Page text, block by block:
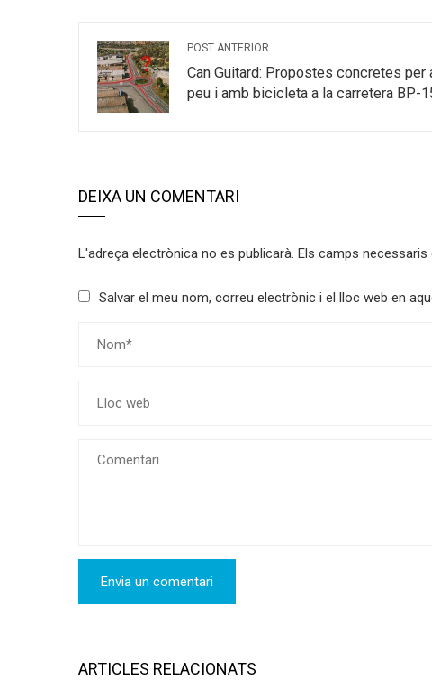
POST ANTERIOR
Can Guitard: Propostes concretes
peu i amb bicicleta a la carretera BP-
DEIXA UN COMENTARI
L'adreça electrònica no es publicarà. Els camps
Salvar el meu nom, correu electrònic i el lloc web en
ARTICLES RELACIONATS